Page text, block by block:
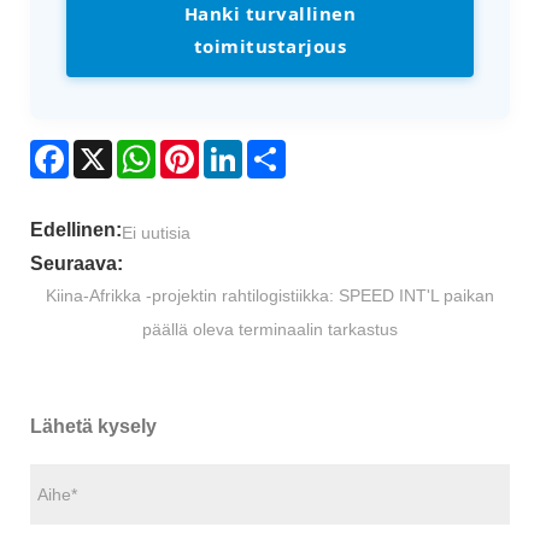
Hanki turvallinen
toimitustarjous
Facebook
X WhatsAppPinterestLinkedIn
Edellinen:Ei uutisia
Seuraava:
Kiina-Afrikka -projektin rahtilogistiikka: SPEED INT'L paikan
päällä oleva terminaalin tarkastus
Lähetä kysely